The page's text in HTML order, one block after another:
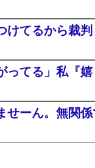
てるから裁
てる」私『
ーん。無関